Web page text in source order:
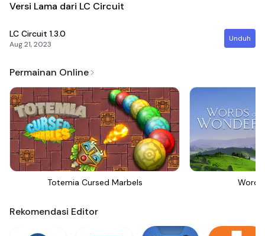
Versi Lama dari LC Circuit
LC Circuit 1.3.0
Aug 21, 2023
Unduh
Permainan Online
Totemia Cursed Marbels
Rekomendasi Editor